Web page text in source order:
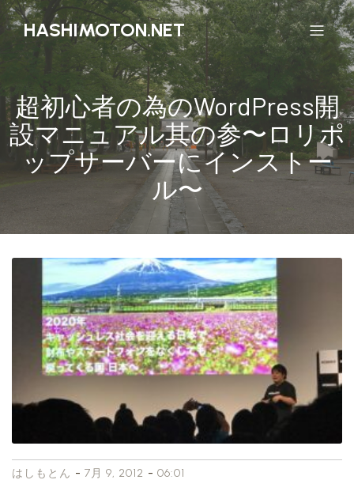
HASHIMOTON.NET
超初心者の為のWordPress開
設マニュアル其の参〜ロリポ
ップサーバーにインストー
ル〜
はしもとん - 7月 9, 2012 - 06:01